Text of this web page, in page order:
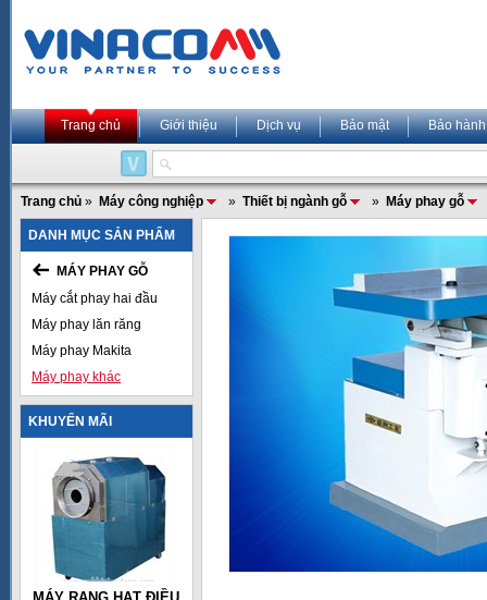
Trang chủ Giới thiệu Dịch vụ Bảo mật Bảo hành
Trang chủ » Máy công nghiệp » Thiết bị ngành gỗ » Máy phay gỗ
DANH MỤC SẢN PHẨM
MÁY PHAY GỖ
Máy cắt phay hai đầu
Máy phay lăn răng
Máy phay Makita
Máy phay khác
KHUYẾN MÃI